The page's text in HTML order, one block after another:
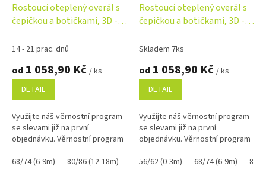
Rostoucí oteplený overál s
čepičkou a botičkami, 3D -
14 - 21 prac. dnů
od 1 058,90 Kč / ks
DETAIL
Využijte náš věrnostní program
se slevami již na první
objednávku. Věrnostní program
68/74 (6-9m)
80/86 (12-18m) 92/98 (18-36m)
Rostoucí oteplený overál s
čepičkou a botičkami, 3D -
Skladem 7ks
od 1 058,90 Kč / ks
DETAIL
Využijte náš věrnostní program
se slevami již na první
objednávku. Věrnostní program
56/62 (0-3m)
68/74 (6-9m) 80/